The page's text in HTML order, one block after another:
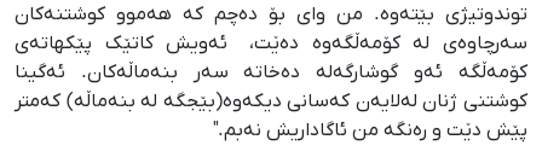
توندوتیژی بێتەوە. من وای بۆ دەچم کە هەموو کوشتنەکان
سەرچاوەی لە کۆمەڵگەوە دەێت، ئەویش کاتێک پێکهاتەی
کۆمەڵگە ئەو گوشارگەلە دەخاتە سەر بنەماڵەکان. ئەگینا
کوشتنی ژنان لەلایەن کەسانی دیکەوە(بێجگە لە بنەماڵە) کەمتر
پێش دێت و رەنگە من ئاگاداریش نەبم."